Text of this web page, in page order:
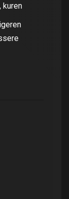
kuren